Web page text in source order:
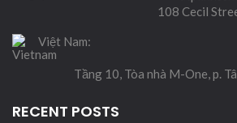
108 Cecil
Việt Nam:
Tầng 10, Tòa nhà M-One, p.
RECENT POSTS